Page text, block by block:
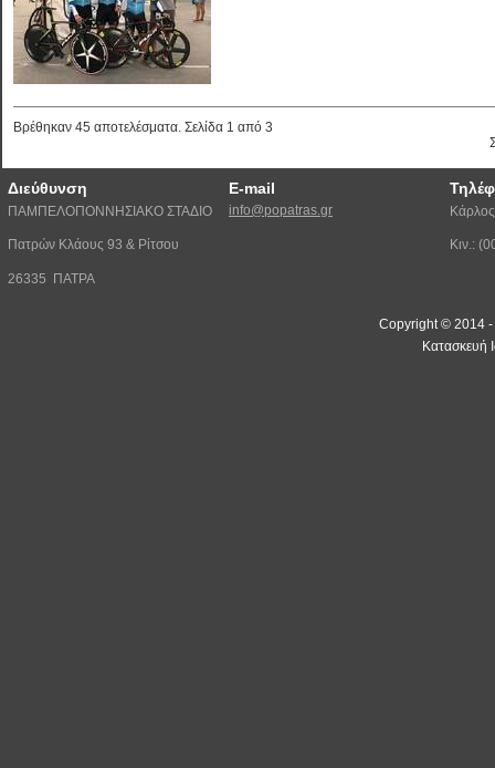
Βρέθηκαν 45 αποτελέσματα. Σελίδα 1 από 3
Διεύθυνση E-mail
ΠΑΜΠΕΛΟΠΟΝΝΗΣΙΑΚΟ ΣΤΑΔΙΟ
Πατρών Κλάους 93 & Ρίτσου
26335 ΠΑΤΡΑ
info@popatras.gr
Κιν.:
Copyright © 2014 -
Κατασκευή